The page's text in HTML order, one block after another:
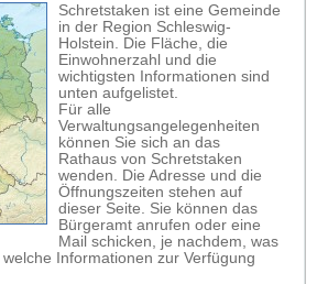
Schretstaken ist eine Gemeinde
in der Region Schleswig-
Holstein. Die Fläche, die
Einwohnerzahl und die
wichtigsten Informationen sind
unten aufgelistet.
Für alle
Verwaltungsangelegenheiten
können Sie sich an das
Rathaus von Schretstaken
wenden. Die Adresse und die
Öffnungszeiten stehen auf
dieser Seite. Sie können das
Bürgeramt anrufen oder eine
Mail schicken, je nachdem, was
Informationen zur Verfügung